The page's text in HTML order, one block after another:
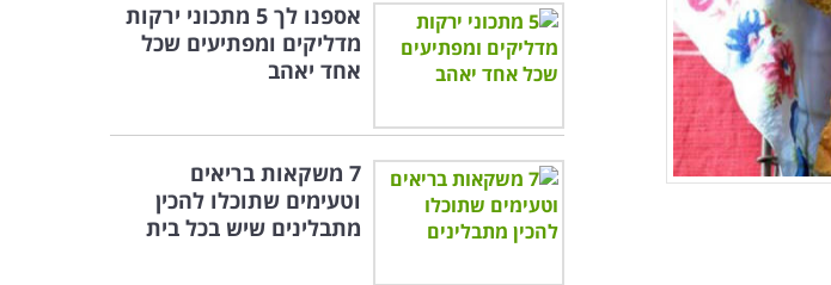
אספנו לך 5 מתכוני ירקות
מדליקים ומפתיעים שכל
אחד יאהב
7 משקאות בריאים
וטעימים שתוכלו להכין
מתבלינים שיש בכל בית